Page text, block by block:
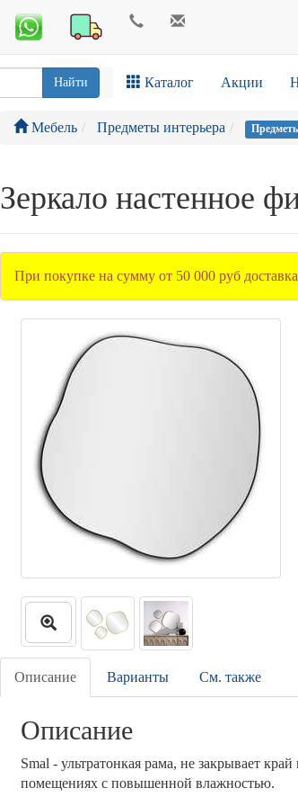
Найти Каталог Акции
Мебель Предметы интерьера
Зеркало настенное
При покупке на сумму от 50 000 руб
Описание Варианты См. также
Описание
Smal - ультратонкая рама, не закрывает
помещениях с повышенной влажностью.